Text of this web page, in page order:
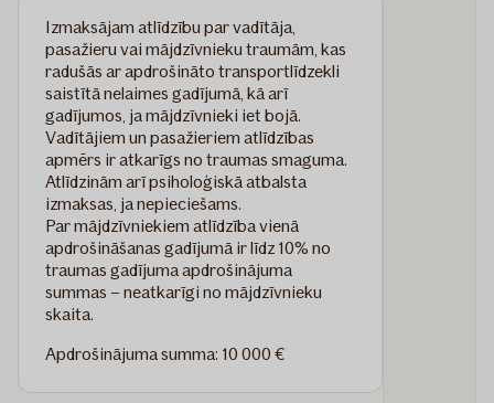
Izmaksājam atlīdzību par vadītāja,
pasažieru vai mājdzīvnieku traumām, kas
radušās ar apdrošināto transportlīdzekli
saistītā nelaimes gadījumā, kā arī
gadījumos, ja mājdzīvnieki iet bojā.
Vadītājiem un pasažieriem atlīdzības
apmērs ir atkarīgs no traumas smaguma.
Atlīdzinām arī psiholoģiskā atbalsta
izmaksas, ja nepieciešams.
Par mājdzīvniekiem atlīdzība vienā
apdrošināšanas gadījumā ir līdz 10% no
traumas gadījuma apdrošinājuma
summas – neatkarīgi no mājdzīvnieku
skaita.
Apdrošinājuma summa: 10 000 €